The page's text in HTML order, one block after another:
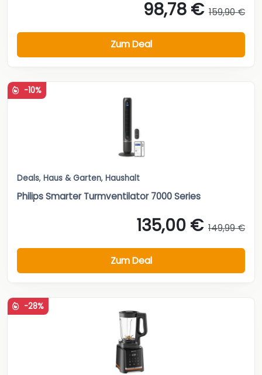
98,78 € 159,90 €
Zum Deal
-10%
Deals, Haus & Garten, Haushalt
Philips Smarter Turmventilator 7000 Series
135,00 € 149,99 €
Zum Deal
-28%